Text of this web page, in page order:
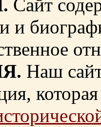
Сайт
и
Наш
которая